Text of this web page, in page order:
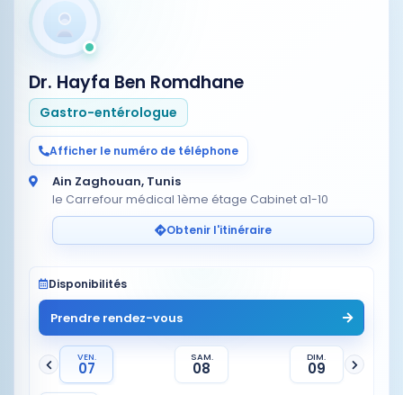
Dr. Hayfa Ben Romdhane
Gastro-entérologue
Afficher le numéro de téléphone
Ain Zaghouan, Tunis
le Carrefour médical 1ème étage Cabinet a1-10
Obtenir l'itinéraire
Disponibilités
Prendre rendez-vous
VEN.
07
SAM.
08
DIM.
09